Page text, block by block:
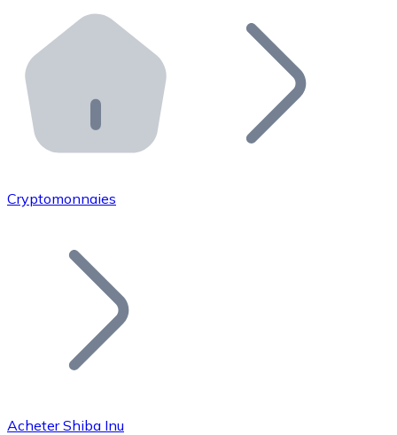
Distributeurs automatiques Bitnovo
Intégrez un ATM Bitnovo dans votre entreprise et
API Bitnovo
Intégrez notre API dans votre écosystème.
Rejoignez notre réseau de distributeurs et
Ajoutez le token de votre projet à notre service
Cryptomonnaies
Acheter Shiba Inu